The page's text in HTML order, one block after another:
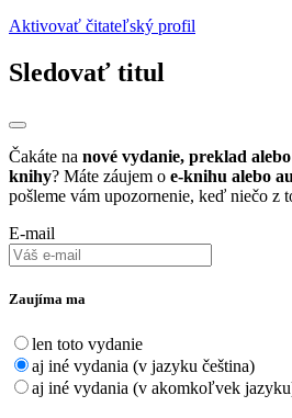
Aktivovať čitateľský profil
Sledovať titul
Čakáte na nové vydanie, preklad
knihy? Máte záujem o e-knihu alebo
pošleme vám upozornenie, keď niečo z
E-mail
Zaujíma ma
len toto vydanie
aj iné vydania (v jazyku čeština)
aj iné vydania (v akomkoľvek